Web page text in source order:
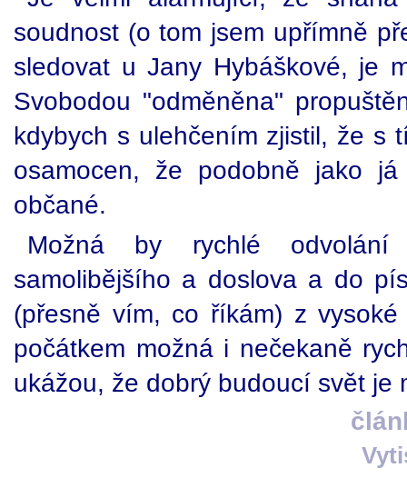
soudnost (o tom jsem upřímně
sledovat u Jany Hybáškové, je
Svobodou "odměněna"
kdybych s ulehčením zjistil, že s
osamocen, že podobně jako
občané.
Možná by rychlé
samolibějšího a doslova a do
(přesně vím, co říkám) z
počátkem možná i nečekaně
ukážou, že dobrý budoucí svět je